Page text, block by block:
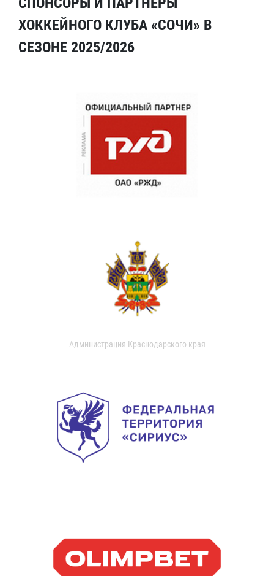
ХОККЕЙНОГО КЛУБА «СОЧИ» В
СЕЗОНЕ 2025/2026
Администрация Краснодарского края